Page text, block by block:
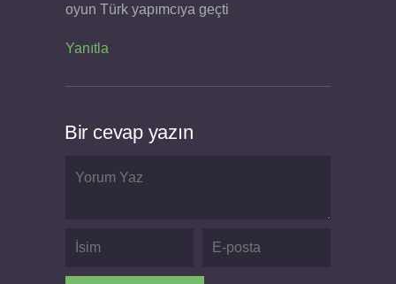
oyun Türk yapımcıya geçti
Yanıtla
Bir cevap yazın